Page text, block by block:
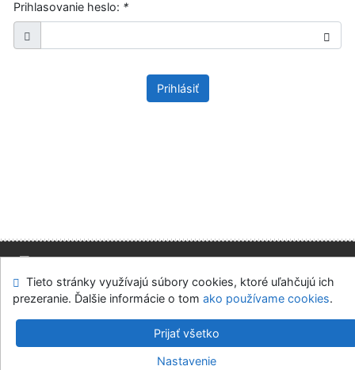
Prihlasovanie heslo: *
Prihlásiť
Mapa stránok Prístupnosť
Súkromie
Modul OpenSearch
Napíšte nám Nastavenie cookies
Slovenská ekonomická knižnica EU v Bratislave
v.4.8.63a-Cosmotron Slovakia, s.r.o.
Tieto stránky využívajú súbory cookies, ktoré uľahčujú ich
prezeranie. Ďalšie informácie o tom ako používame cookies.
Prijať všetko
Nastavenie